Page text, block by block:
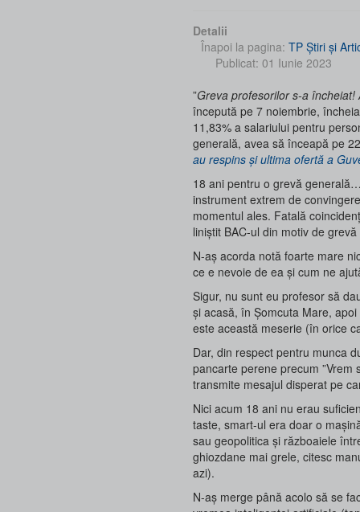
Detalii
Înapoi la pagina: TP Ştiri şi
Publicat: 01 Iunie 2023
”Greva profesorilor s-a încheiat!
începută pe 7 noiembrie,
11,83% a salariului pentru
generală, avea să înceapă pe
au respins și ultima ofertă a
18 ani pentru o grevă
instrument extrem de
momentul ales. Fatală
liniștit BAC-ul din motiv de
N-aș acorda notă foarte mare
ce e nevoie de ea și cum ne
Sigur, nu sunt eu profesor să
și acasă, în Șomcuta Mare,
este această meserie (în orice
Dar, din respect pentru munca
pancarte perene precum ”Vrem
transmite mesajul disperat pe
Nici acum 18 ani nu erau
taste, smart-ul era doar o
sau geopolitica și războaiele
ghiozdane mai grele, citesc
azi).
N-aș merge până acolo să se